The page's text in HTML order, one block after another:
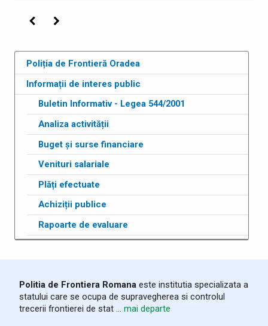
Precedenta
Poliția de Frontieră Oradea
Informații de interes public
Buletin Informativ - Legea 544/2001
Analiza activității
Buget și surse financiare
Venituri salariale
Plăți efectuate
Achiziții publice
Rapoarte de evaluare
Politia de Frontiera Romana este institutia specializata a
statului care se ocupa de supravegherea si controlul
trecerii frontierei de stat ... mai departe